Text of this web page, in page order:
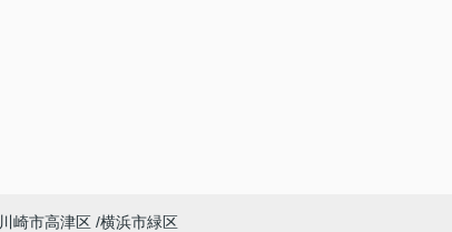
川崎市高津区 横浜市緑区